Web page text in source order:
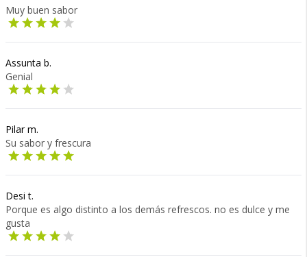
Muy buen sabor
Assunta b.
Genial
Pilar m.
Su sabor y frescura
Desi t.
Porque es algo distinto a los demás refrescos. no es dulce y me
gusta